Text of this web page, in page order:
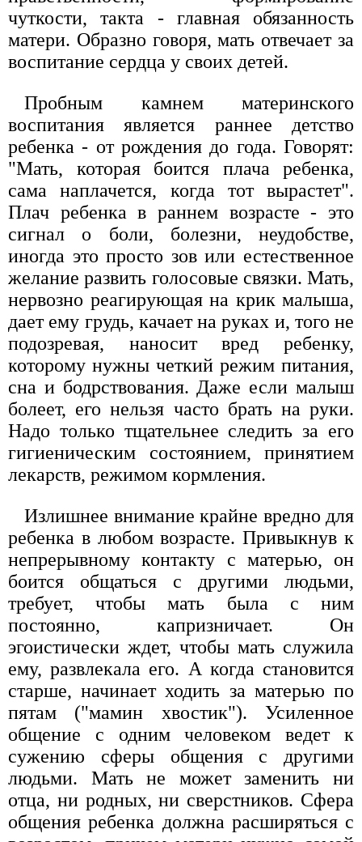
чуткости, такта - главная обязанность
матери. Образно говоря, мать отвечает за
воспитание сердца у своих детей.
Пробным камнем материнского
воспитания является раннее детство
ребенка - от рождения до года. Говорят:
"Мать, которая боится плача ребенка,
сама наплачется, когда тот вырастет".
Плач ребенка в раннем возрасте - это
сигнал о боли, болезни, неудобстве,
иногда это просто зов или естественное
желание развить голосовые связки. Мать,
нервозно реагирующая на крик малыша,
дает ему грудь, качает на руках и, того не
подозревая, наносит вред ребенку,
которому нужны четкий режим питания,
сна и бодрствования. Даже если малыш
болеет, его нельзя часто брать на руки.
Надо только тщательнее следить за его
гигиеническим состоянием, принятием
лекарств, режимом кормления.
Излишнее внимание крайне вредно для
ребенка в любом возрасте. Привыкнув к
непрерывному контакту с матерью, он
боится общаться с другими людьми,
требует, чтобы мать была с ним
постоянно, капризничает. Он
эгоистически ждет, чтобы мать служила
ему, развлекала его. А когда становится
старше, начинает ходить за матерью по
пятам ("мамин хвостик"). Усиленное
общение с одним человеком ведет к
сужению сферы общения с другими
людьми. Мать не может заменить ни
отца, ни родных, ни сверстников. Сфера
общения ребенка должна расширяться с